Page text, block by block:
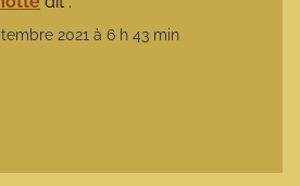
2021 à 6 h 43 min